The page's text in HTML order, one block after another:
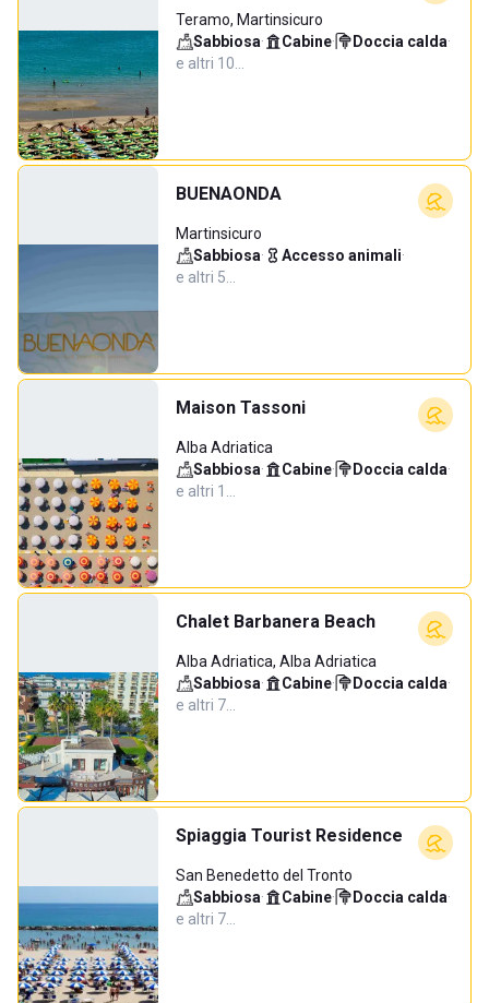
Teramo, Martinsicuro
Sabbiosa· Cabine· Doccia calda·
e altri 10…
BUENAONDA
Martinsicuro
Sabbiosa· Accesso animali·
e altri 5…
Maison Tassoni
Alba Adriatica
Sabbiosa· Cabine· Doccia calda·
e altri 1…
Chalet Barbanera Beach
Alba Adriatica, Alba Adriatica
Sabbiosa· Cabine· Doccia calda·
e altri 7…
Spiaggia Tourist Residence
San Benedetto del Tronto
Sabbiosa· Cabine· Doccia calda·
e altri 7…